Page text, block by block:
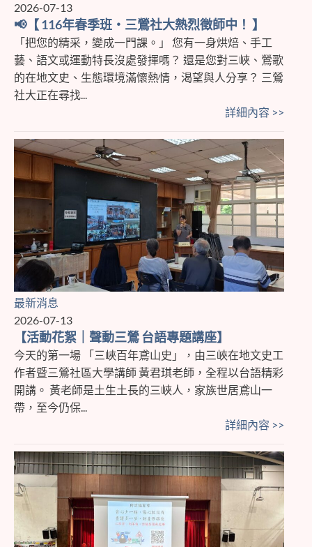
2026-07-13
📢【 116年春季班・三鶯社大熱烈徵師中！ 】
「把您的精采，變成一門課。」 您有一身烘焙、手工
藝、語文或運動特長沒處發揮嗎？ 還是您對三峽、鶯歌
的在地文史、生態環境滿懷熱情，渴望與人分享？ 三鶯
社大正在尋找...
詳細內容 >>
最新消息
2026-07-13
【活動花絮｜聲動三鶯 台語專題講座】
今天的第一場 「三峽百年鳶山史」，由三峽在地文史工
作者暨三鶯社區大學講師 黃君琪老師，全程以台語精彩
開講。 黃老師是土生土長的三峽人，家族世居鳶山一
帶，至今仍保...
詳細內容 >>